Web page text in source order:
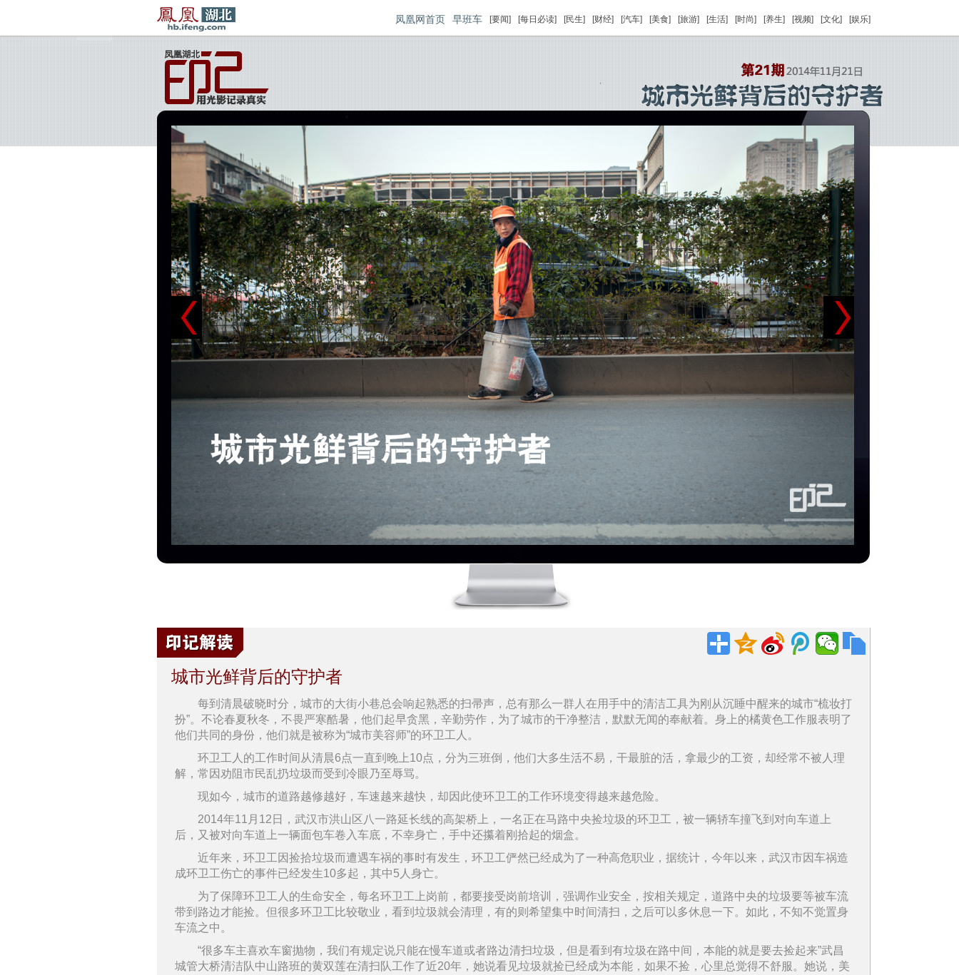
凤凰网首页 早班车 [要闻] [每日必读] [民生] [财经] [汽车] [美食] [旅游] [生活] [时尚] [养生] [视频] [文化] [娱乐]
下午4点，武汉小东门，这里是多条主干道交回之处，行人车流络绎不绝，相应、产生的生活垃圾也成倍增加。
城市光鲜背后的守护者
每到清晨破晓时分，城市的大街小巷总会响起熟悉的扫帚声，总有那么一群人在用手中的清洁工具为刚从沉睡中醒来的城市“梳妆打
扮”。不论春夏秋冬，不畏严寒酷暑，他们起早贪黑，辛勤劳作，为了城市的干净整洁，默默无闻的奉献着。身上的橘黄色工作服表明了
他们共同的身份，他们就是被称为“城市美容师”的环卫工人。
环卫工人的工作时间从清晨6点一直到晚上10点，分为三班倒，他们大多生活不易，干最脏的活，拿最少的工资，却经常不被人理
解，常因劝阻市民乱扔垃圾而受到冷眼乃至辱骂。
现如今，城市的道路越修越好，车速越来越快，却因此使环卫工的工作环境变得越来越危险。
2014年11月12日，武汉市洪山区八一路延长线的高架桥上，一名正在马路中央捡垃圾的环卫工，被一辆轿车撞飞到对向车道上
后，又被对向车道上一辆面包车卷入车底，不幸身亡，手中还攥着刚拾起的烟盒。
近年来，环卫工因捡拾垃圾而遭遇车祸的事时有发生，环卫工俨然已经成为了一种高危职业，据统计，今年以来，武汉市因车祸造
成环卫工伤亡的事件已经发生10多起，其中5人身亡。
为了保障环卫工人的生命安全，每名环卫工上岗前，都要接受岗前培训，强调作业安全，按相关规定，道路中央的垃圾要等被车流
带到路边才能捡。但很多环卫工比较敬业，看到垃圾就会清理，有的则希望集中时间清扫，之后可以多休息一下。如此，不知不觉置身
车流之中。
“很多车主喜欢车窗抛物，我们有规定说只能在慢车道或者路边清扫垃圾，但是看到有垃圾在路中间，本能的就是要去捡起来”武昌
城管大桥清洁队中山路班的黄双莲在清扫队工作了近20年，她说看见垃圾就捡已经成为本能，如果不捡，心里总觉得不舒服。她说，美